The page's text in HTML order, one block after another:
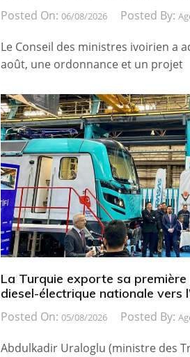
Posted On: 06/08/2026 Posted By:
Le Conseil des ministres ivoirien a
août, une ordonnance et un projet
La Turquie exporte sa
diesel-électrique nationale vers
Posted On: 05/08/2026 Posted By:
Abdulkadir Uraloglu (ministre des